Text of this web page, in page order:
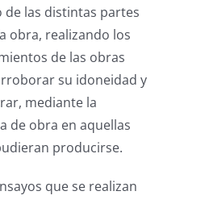
de las distintas partes
obra, realizando los
de las obras
su idoneidad y
mediante la
de obra en aquellas
producirse.
que se realizan